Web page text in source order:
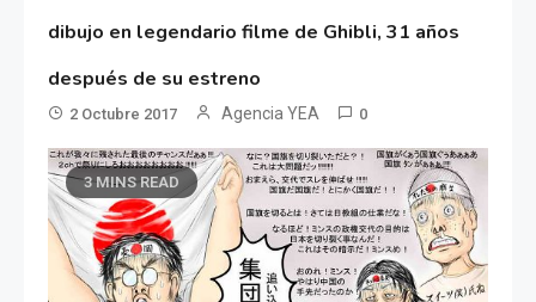
dibujo en legendario filme de Ghibli, 31 años
después de su estreno
2 Octubre 2017 Agencia YEA 0
3 MINS READ